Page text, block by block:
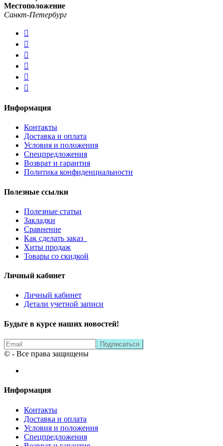
Местоположение
Санкт-Петербург
Информация
Контакты
Доставка и оплата
Условия и положения
Спецпредложения
Возврат и гарантия
Политика конфиденциальности
Полезные ссылки
Полезные статьи
Закладки
Сравнение
Как сделать заказ
Хиты продаж
Товары со скидкой
Личный кабинет
Личный кабинет
Детали учетной записи
Будьте в курсе наших новостей!
© - Все права защищены
Информация
Контакты
Доставка и оплата
Условия и положения
Спецпредложения